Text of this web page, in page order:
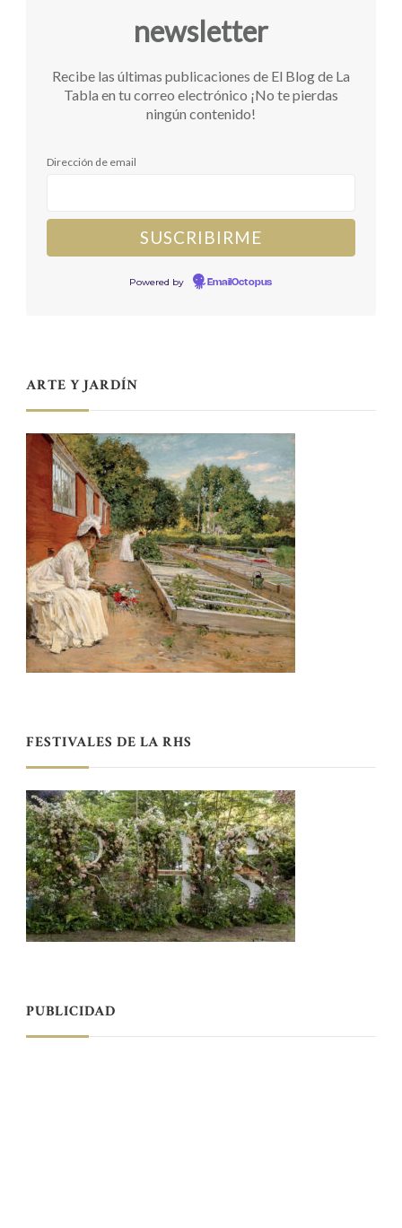
newsletter
Recibe las últimas publicaciones de El Blog de La
Tabla en tu correo electrónico ¡No te pierdas
ningún contenido!
Dirección de email
Powered by EmailOctopus
ARTE Y JARDÍN
FESTIVALES DE LA RHS
PUBLICIDAD